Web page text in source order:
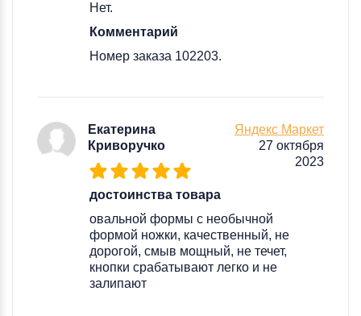
Нет.
Комментарий
Номер заказа 102203.
Екатерина
Криворучко
Яндекс Маркет
27 октября
2023
достоинства товара
овальной формы с необычной
формой ножки, качественный, не
дорогой, смыв мощный, не течет,
кнопки срабатывают легко и не
залипают